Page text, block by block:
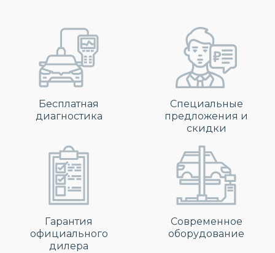
Бесплатная
диагностика
Специальные
предложения и
скидки
Гарантия
официального
дилера
Современное
оборудование